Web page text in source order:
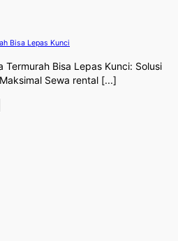
Bisa Lepas Kunci
Bisa Lepas Kunci: Solusi
Sewa rental [...]